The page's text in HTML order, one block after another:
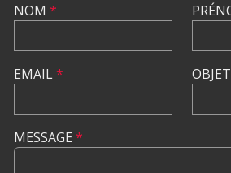
NOM *
EMAIL* OBJET
MESSAGE *